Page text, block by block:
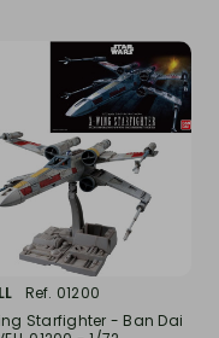
Ref. 01200
Starfighter - Ban Dai